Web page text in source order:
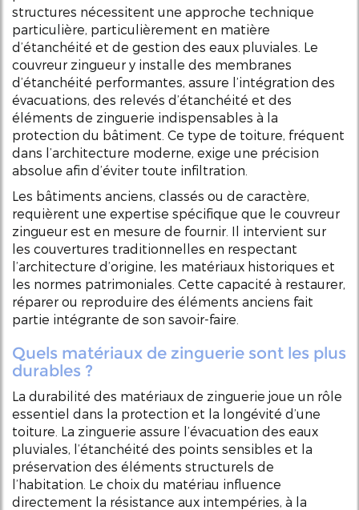
structures nécessitent une approche technique
particulière, particulièrement en matière
d’étanchéité et de gestion des eaux pluviales. Le
couvreur zingueur y installe des membranes
d’étanchéité performantes, assure l’intégration des
évacuations, des relevés d’étanchéité et des
éléments de zinguerie indispensables à la
protection du bâtiment. Ce type de toiture, fréquent
dans l’architecture moderne, exige une précision
absolue afin d’éviter toute infiltration.
Les bâtiments anciens, classés ou de caractère,
requièrent une expertise spécifique que le couvreur
zingueur est en mesure de fournir. Il intervient sur
les couvertures traditionnelles en respectant
l’architecture d’origine, les matériaux historiques et
les normes patrimoniales. Cette capacité à restaurer,
réparer ou reproduire des éléments anciens fait
partie intégrante de son savoir-faire.
Quels matériaux de zinguerie sont les plus
durables ?
La durabilité des matériaux de zinguerie joue un rôle
essentiel dans la protection et la longévité d’une
toiture. La zinguerie assure l’évacuation des eaux
pluviales, l’étanchéité des points sensibles et la
préservation des éléments structurels de
l’habitation. Le choix du matériau influence
directement la résistance aux intempéries, à la